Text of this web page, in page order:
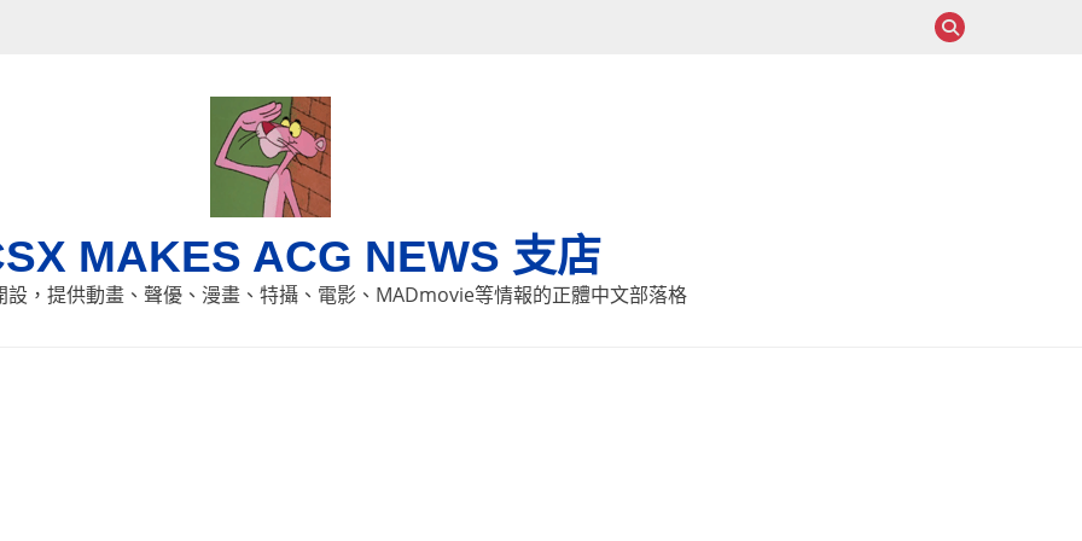
MAKES ACG NEWS 支店
設，提供動畫、聲優、漫畫、特攝、電影、MADmovie等情報的正體中文部落格